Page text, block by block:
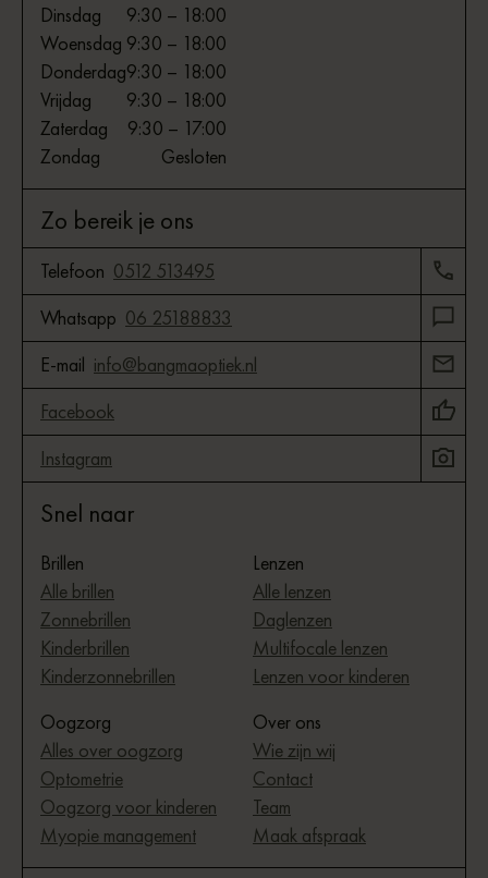
Dinsdag
9:30 – 18:00
Woensdag 9:30 – 18:00
Donderdag9:30 – 18:00
Vrijdag
9:30 – 18:00
Zaterdag
9:30 – 17:00
Zondag
Gesloten
Zo bereik je ons
Telefoon 0512 513495
Whatsapp 06 25188833
E-mail info@bangmaoptiek.nl
Facebook
Instagram
Snel naar
Brillen
Alle brillen
Zonnebrillen
Kinderbrillen
Kinderzonnebrillen
Lenzen
Alle lenzen
Daglenzen
Multifocale lenzen
Lenzen voor kinderen
Oogzorg
Alles over oogzorg
Optometrie
Oogzorg voor kinderen
Myopie management
Over ons
Wie zijn wij
Contact
Team
Maak afspraak